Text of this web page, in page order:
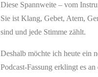
Diese Spannweite – vom
Sie ist Klang, Gebet, Atem,
sind und jede Stimme zählt.
Deshalb möchte ich heute ein
Podcast-Fassung erklingt es